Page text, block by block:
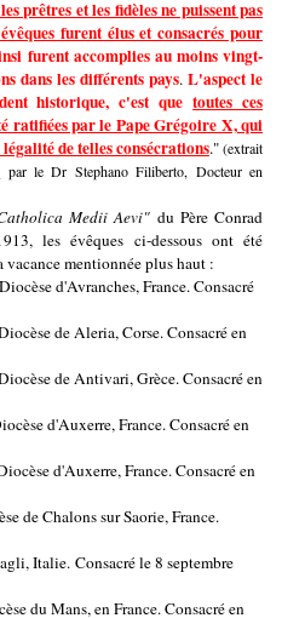
prêtres et les fidèles ne puissent pas
furent élus et consacrés pour
furent accomplies au moins vingt-
dans les différents pays. L'aspect le
historique, c'est quetoutes ces
ratifiées par le Pape Grégoire X, qui
de telles consécrations."(extrait
par le Dr Stephano Filiberto, Docteur en
Medii Aevi" du Père Conrad
les évêques ci-dessous ont été
vacance mentionnée plus haut :
d'Avranches, France. Consacré
de Aleria, Corse. Consacré en
de Antivari, Grèce. Consacré en
d'Auxerre, France. Consacré en
d'Auxerre, France. Consacré en
de Chalons sur Saorie, France.
Italie. Consacré le 8 septembre
du Mans, en France. Consacré en